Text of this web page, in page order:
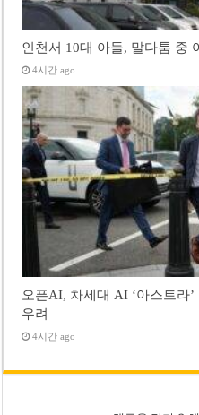
인천서 10대 아들, 말다툼 중
4시간 ago
오픈AI, 차세대 AI ‘아스트라
우려
4시간 ago